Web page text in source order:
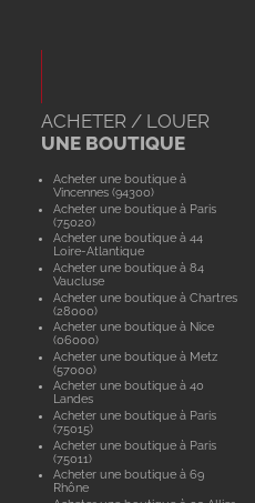
ACHETER / LOUER
UNE BOUTIQUE
Acheter une boutique à
Vincennes (94300)
Acheter une boutique à Paris
(75020)
Acheter une boutique à 44
Loire-Atlantique
Acheter une boutique à 84
Vaucluse
Acheter une boutique à Chartres
(28000)
Acheter une boutique à Nice
(06000)
Acheter une boutique à Metz
(57000)
Acheter une boutique à 40
Landes
Acheter une boutique à Paris
(75015)
Acheter une boutique à Paris
(75011)
Acheter une boutique à 69
Rhône